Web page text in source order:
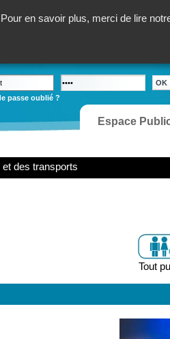
en savoir plus, merci de lire
passe oublié ?
Espace
des transports
Tout